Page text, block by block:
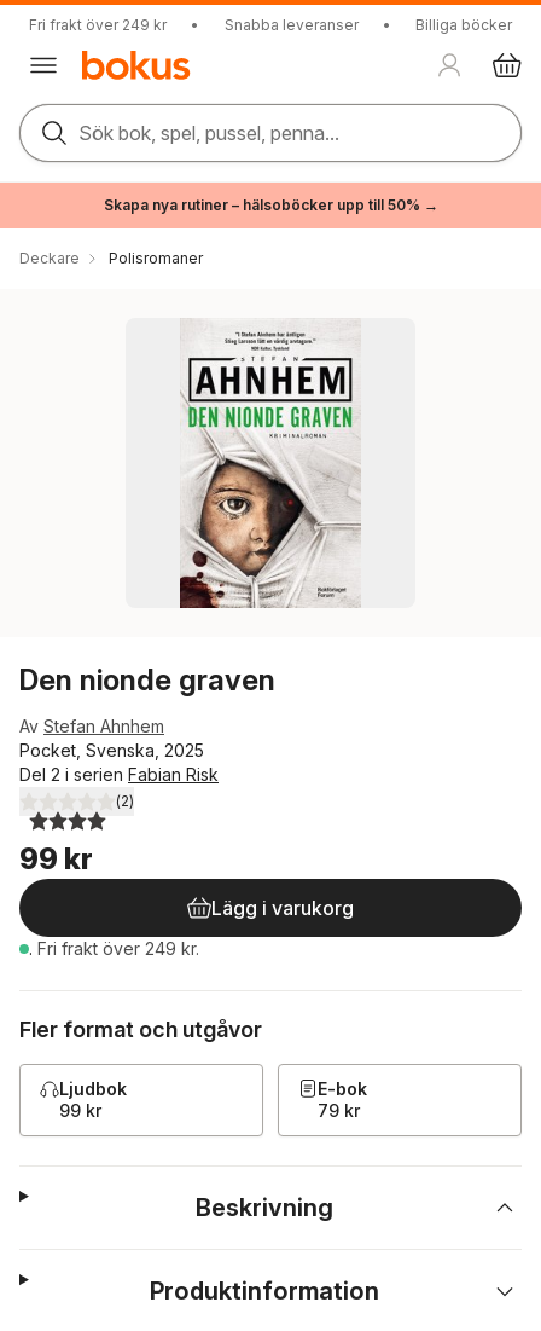
Fri frakt över 249 kr • Snabba leveranser • Billiga böcker
Sök bok, spel, pussel, penna...
Skapa nya rutiner – hälsoböcker upp till 50% →
Deckare Polisromaner
Den nionde graven
Av Stefan Ahnhem
Pocket, Svenska, 2025
Del 2 i serien Fabian Risk
4,0utav 5 stjärnor. Totalt antal röster:
(2)
99 kr
Lägg i varukorg
. Fri frakt över 249 kr.
Fler format och utgåvor
Ljudbok
99 kr
E-bok
79 kr
Beskrivning
Produktinformation